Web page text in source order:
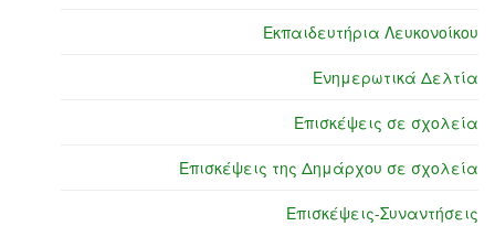
Εκπαιδευτήρια Λευκονοίκου
Ενημερωτικά Δελτία
Επισκέψεις σε σχολεία
Επισκέψεις της Δημάρχου σε σχολεία
Επισκέψεις-Συναντήσεις